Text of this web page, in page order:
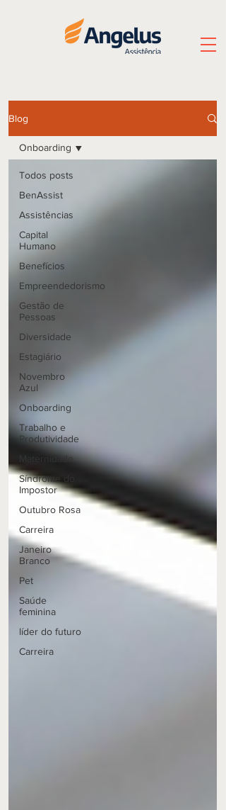
Blog
Todos posts
BenAssist
Assistências
Capital
Humano
Benefícios
Empreendedorismo
Gestão de
Pessoas
Diversidade
Estagiário
Novembro
Azul
Onboarding
Trabalho e
Produtividade
Maternidade
Síndrome do
Impostor
Outubro Rosa
Carreira
Janeiro
Branco
Pet
Saúde
feminina
líder do futuro
Carreira
Onboarding